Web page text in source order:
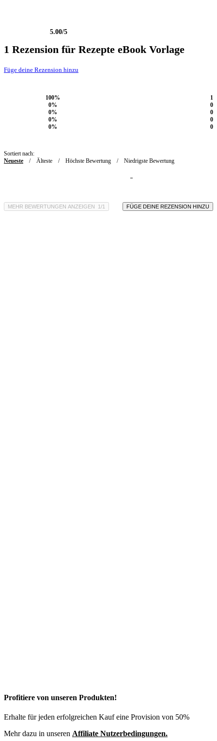
5.00/5
1 Rezension für Rezepte eBook Vorlage
Füge deine Rezension hinzu
100% 1
0% 0
0% 0
0% 0
0% 0
Sortiert nach:
Neueste
Älteste Höchste Bewertung Niedrigste Bewertung
MEHR BEWERTUNGEN ANZEIGEN / FÜGE DEINE REZENSION HINZU
Profitiere von unseren Produkten!
Erhalte für jeden erfolgreichen Kauf eine Provision von 50%
Mehr dazu in unseren Affiliate Nutzerbedingungen.